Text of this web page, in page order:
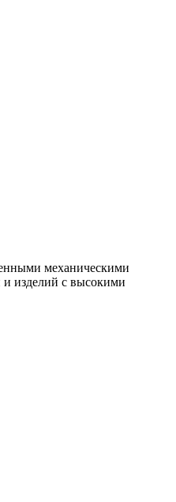
механическими
и изделий с высокими